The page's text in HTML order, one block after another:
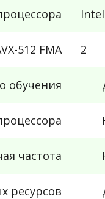
512 FMA 2
обучения
частота
ресурсов